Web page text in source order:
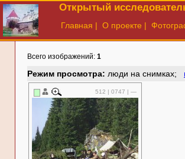
Открытый
Главная | О проекте |
Всего изображений: 1
Режим просмотра: люди на снимках;
512 | 0747 | —